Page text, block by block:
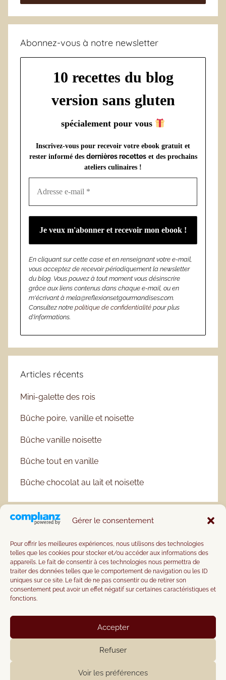
Gérer le consentement
Pour offrir les meilleures expériences, nous utilisons des technologies
telles que les cookies pour stocker et/ou accéder aux informations des
appareils. Le fait de consentir à ces technologies nous permettra de
traiter des données telles que le comportement de navigation ou les ID
uniques sur ce site. Le fait de ne pas consentir ou de retirer son
consentement peut avoir un effet négatif sur certaines caractéristiques et
fonctions.
Accepter
Refuser
Voir les préférences
Abonnez-vous à notre newsletter
10 recettes du blog
version sans gluten
spécialement pour vous
Inscrivez-vous pour recevoir votre ebook gratuit et
rester informé des dernières recettes et des prochains
ateliers culinaires !
En cliquant sur cette case et en renseignant votre e-mail,
vous acceptez de recevoir périodiquement la newsletter
du blog. Vous pouvez à tout moment vous désinscrire
grâce aux liens contenus dans chaque e-mail, ou en
m'écrivant à mela@reflexionsetgourmandises.com.
Consultez notre politique de confidentialité pour plus
d’informations.
Articles récents
Mini-galette des rois
Bûche poire, vanille et noisette
Bûche vanille noisette
Bûche tout en vanille
Bûche chocolat au lait et noisette